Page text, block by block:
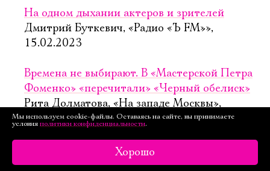
На одном дыхании актеров и зрителей
Дмитрий Буткевич, «Радио «Ъ FM»»,
15.02.2023
Времена не выбирают. В «Мастерской Петра
Фоменко» «перечитали» «Черный обелиск»
Рита Долматова, «На западе Москвы»,
14.02.2023
Три цвета черного обелиска
Марина Райкина, «Московский комсомолец»,
Мы используем cookie-файлы. Оставаясь на сайте, вы принимаете
условия политики конфиденциальности.
Хорошо